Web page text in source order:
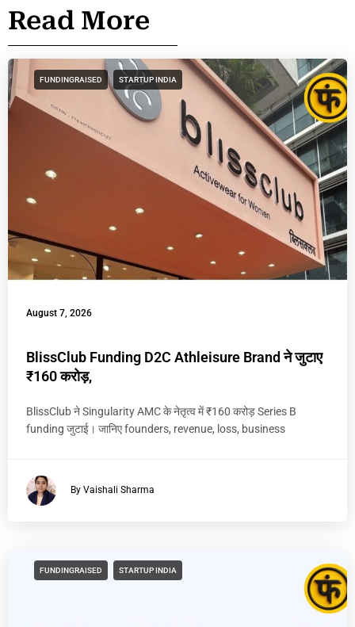
Read More
FUNDINGRAISED STARTUP INDIA
August 7, 2026
BlissClub Funding D2C Athleisure Brand ने जुटाए
₹160 करोड़,
BlissClub ने Singularity AMC के नेतृत्व में ₹160 करोड़ Series B
funding जुटाई। जानिए founders, revenue, loss, business
By Vaishali Sharma
FUNDINGRAISED STARTUP INDIA